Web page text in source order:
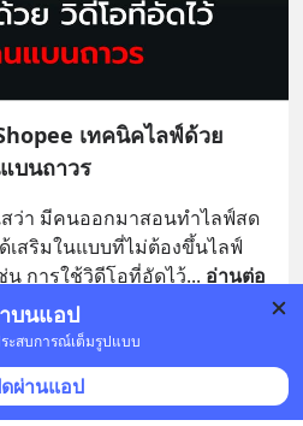
บนแอป
ะสบการณ์เต็มรูปแบบ
ดผ่านแอป
เทคนิคไลฟ์ด้วย
บนถาวร
ว่า มีคนออกมาสอนทำไลฟ์สด
เสริมในแบบที่ไม่ต้องขึ้นไลฟ์
น การใช้วิดีโอที่อัดไว้... อ่านต่อ
าม
• ไลฟ์สไตล์